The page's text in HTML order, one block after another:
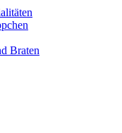
Braten